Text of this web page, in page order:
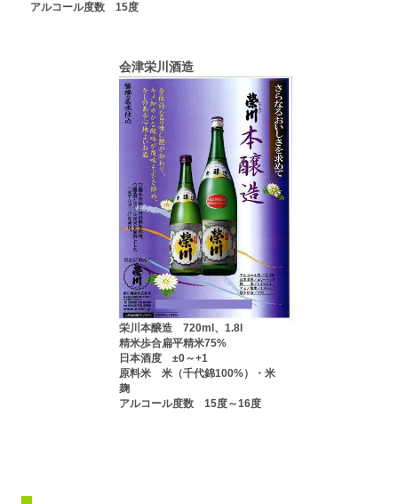
アルコール度数 15度
会津栄川酒造
栄川本醸造 720ml、1.8l
精米歩合扁平精米75%
日本酒度 ±0～+1
原料米 米（千代錦100%）・米
麹
アルコール度数 15度～16度